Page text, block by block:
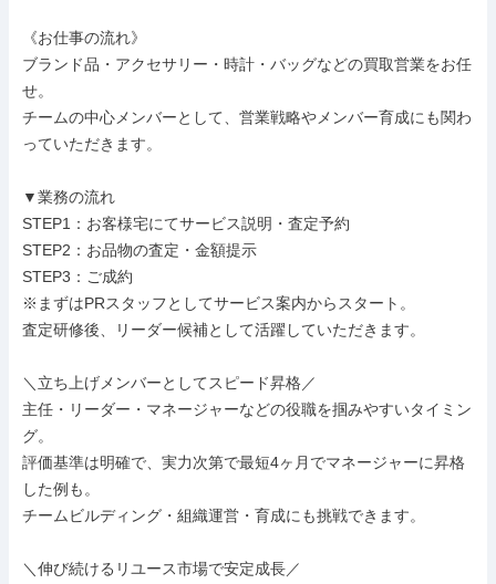
《お仕事の流れ》
ブランド品・アクセサリー・時計・バッグなどの買取営業をお任
せ。
チームの中心メンバーとして、営業戦略やメンバー育成にも関わ
っていただきます。
▼業務の流れ
STEP1：お客様宅にてサービス説明・査定予約
STEP2：お品物の査定・金額提示
STEP3：ご成約
※まずはPRスタッフとしてサービス案内からスタート。
査定研修後、リーダー候補として活躍していただきます。
＼立ち上げメンバーとしてスピード昇格／
主任・リーダー・マネージャーなどの役職を掴みやすいタイミン
グ。
評価基準は明確で、実力次第で最短4ヶ月でマネージャーに昇格
した例も。
チームビルディング・組織運営・育成にも挑戦できます。
＼伸び続けるリユース市場で安定成長／